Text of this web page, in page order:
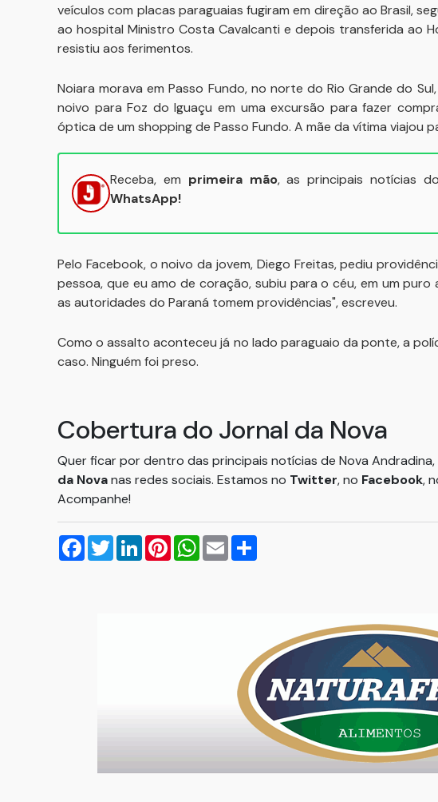
veículos com placas paraguaias fugiram em direção ao Brasil,
ao hospital Ministro Costa Cavalcanti e depois transferida ao
resistiu aos ferimentos.
Noiara morava em Passo Fundo, no norte do Rio Grande do
noivo para Foz do Iguaçu em uma excursão para fazer
óptica de um shopping de Passo Fundo. A mãe da vítima viajou
Receba, em primeira mão, as principais notícias do
WhatsApp!
Pelo Facebook, o noivo da jovem, Diego Freitas, pediu
pessoa, que eu amo de coração, subiu para o céu, em um
as autoridades do Paraná tomem providências", escreveu.
Como o assalto aconteceu já no lado paraguaio da ponte, a
caso. Ninguém foi preso.
Cobertura do Jornal da Nova
Quer ficar por dentro das principais notícias de Nova Andradina,
da Novanas redes sociais. Estamos no Twitter, no Facebook,
Acompanhe!
Facebook
TwitterLinkedInPinterestWhatsApp
Email